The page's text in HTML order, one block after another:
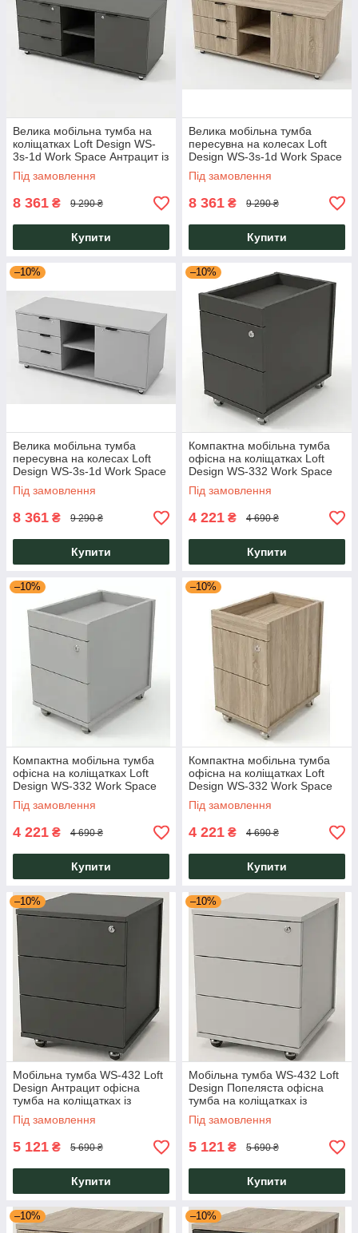
Велика мобільна тумба на
коліщатках Loft Design WS-
3s-1d Work Space Антрацит із
двома замками для офісу
коворкінгу
Під замовлення
8 361 ₴ 9 290 ₴
Купити
Велика мобільна тумба
пересувна на колесах Loft
Design WS-3s-1d Work Space
Дуб сонома з двома замками
для офісу коворкінгу
Під замовлення
8 361 ₴ 9 290 ₴
Купити
–10%
Велика мобільна тумба
пересувна на колесах Loft
Design WS-3s-1d Work Space
Попелястий із двома
замками для офісу коворкінгу
Під замовлення
8 361 ₴ 9 290 ₴
Купити
–10%
Компактна мобільна тумба
офісна на коліщатках Loft
Design WS-332 Work Space
Антрацит із трьома
шухлядами замком
Під замовлення
4 221 ₴ 4 690 ₴
Купити
–10%
Компактна мобільна тумба
офісна на коліщатках Loft
Design WS-332 Work Space
Попелястий із двома
шухлядами замком
Під замовлення
4 221 ₴ 4 690 ₴
Купити
–10%
Компактна мобільна тумба
офісна на коліщатках Loft
Design WS-332 Work Space
Дуб Сонома з двома
шухлядами замком
Під замовлення
4 221 ₴ 4 690 ₴
Купити
–10%
Мобільна тумба WS-432 Loft
Design Антрацит офісна
тумба на коліщатках із
замком і трьома ящиками
Під замовлення
5 121 ₴ 5 690 ₴
Купити
–10%
Мобільна тумба WS-432 Loft
Design Попеляста офісна
тумба на коліщатках із
замком і трьома ящиками
Під замовлення
5 121 ₴ 5 690 ₴
Купити
–10% –10%